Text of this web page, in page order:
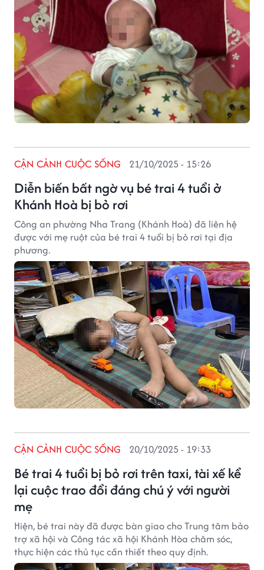
Diễn biến bất ngờ vụ bé trai 4 tuổi ở
Khánh Hoà bị bỏ rơi
CẬN CẢNH CUỘC SỐNG 21/10/2025 - 15:26
Công an phường Nha Trang (Khánh Hoà) đã liên hệ
được với mẹ ruột của bé trai 4 tuổi bị bỏ rơi tại địa
phương.
Bé trai 4 tuổi bị bỏ rơi trên taxi, tài xế kể
lại cuộc trao đổi đáng chú ý với người
mẹ
CẬN CẢNH CUỘC SỐNG 20/10/2025 - 19:33
Hiện, bé trai này đã được bàn giao cho Trung tâm bảo
trợ xã hội và Công tác xã hội Khánh Hòa chăm sóc,
thực hiện các thủ tục cần thiết theo quy định.